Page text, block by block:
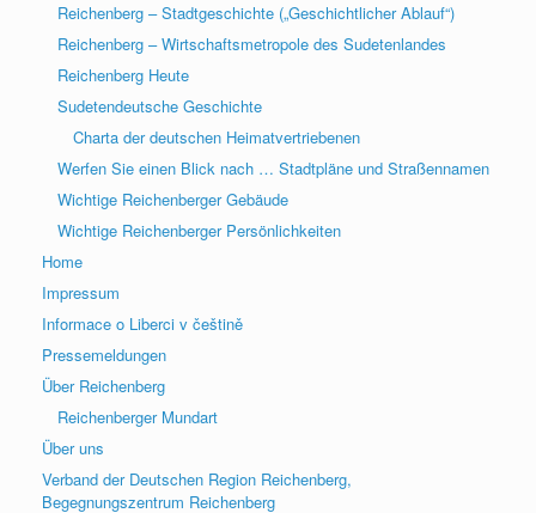
Reichenberg – Stadtgeschichte („Geschichtlicher Ablauf“)
Reichenberg – Wirtschaftsmetropole des Sudetenlandes
Reichenberg Heute
Sudetendeutsche Geschichte
Charta der deutschen Heimatvertriebenen
Werfen Sie einen Blick nach … Stadtpläne und Straßennamen
Wichtige Reichenberger Gebäude
Wichtige Reichenberger Persönlichkeiten
Home
Impressum
Informace o Liberci v češtině
Pressemeldungen
Über Reichenberg
Reichenberger Mundart
Über uns
Verband der Deutschen Region Reichenberg,
Begegnungszentrum Reichenberg